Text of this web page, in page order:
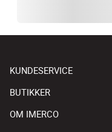
KUNDESERVICE
BUTIKKER
OM IMERCO